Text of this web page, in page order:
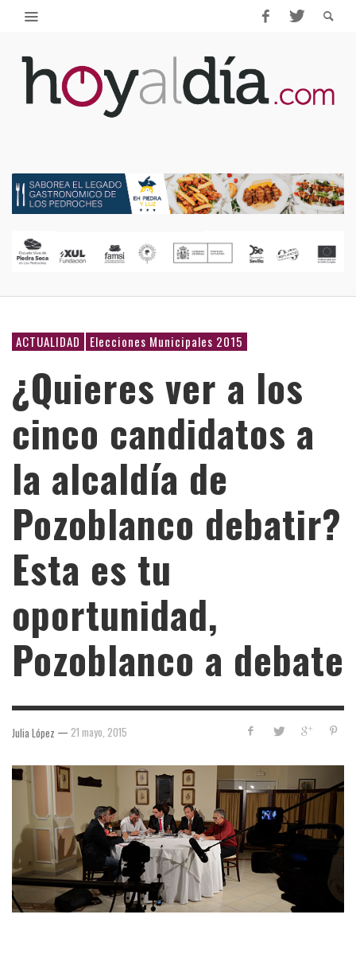
ACTUALIDAD Elecciones Municipales 2015
¿Quieres ver a los
cinco candidatos a
la alcaldía de
Pozoblanco debatir?
Esta es tu
oportunidad,
Pozoblanco a debate
Julia López — 21 mayo, 2015